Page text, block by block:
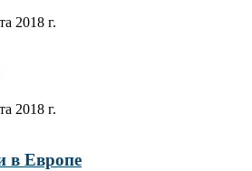
2018 г.
2018 г.
в Европе